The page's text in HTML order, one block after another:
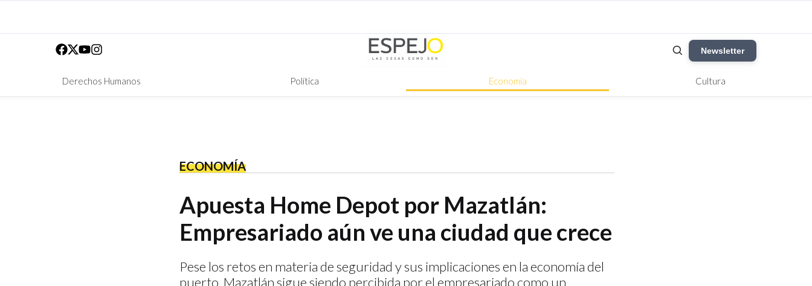
Newsletter
Derechos Humanos Política Economía Cultura
ECONOMÍA
Apuesta Home Depot por Mazatlán:
Empresariado aún ve una ciudad que crece
Pese los retos en materia de seguridad y sus implicaciones en la economía del
puerto, Mazatlán sigue siendo percibida por el empresariado como un